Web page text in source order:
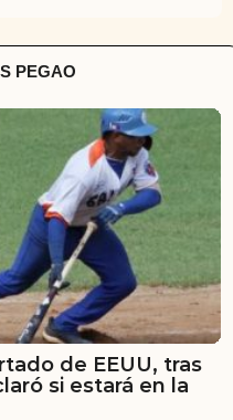
PEGAO
de EEUU, tras
si estará en la